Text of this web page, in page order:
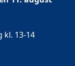
kl. 13-14